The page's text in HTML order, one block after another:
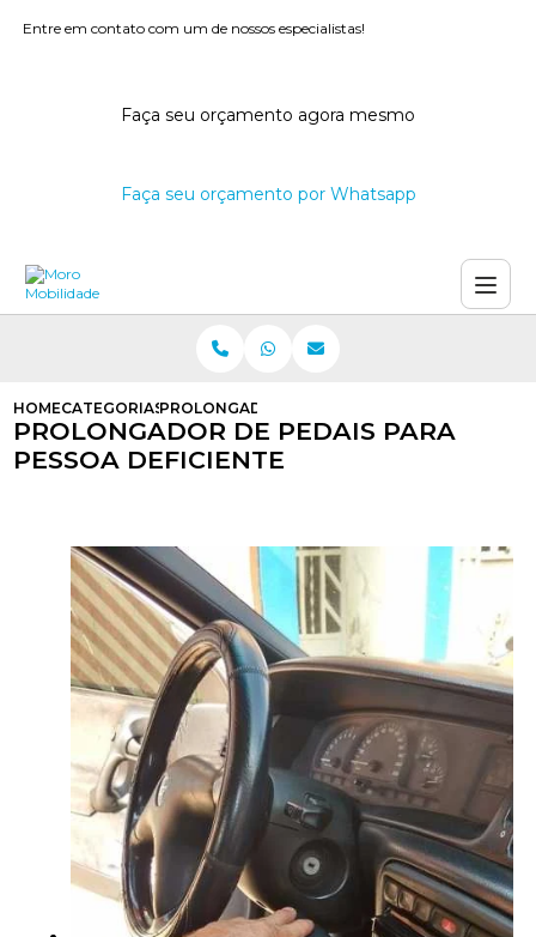
Entre em contato com um de nossos especialistas!
Faça seu orçamento agora mesmo
Faça seu orçamento por Whatsapp
HOMECATEGORIASPROLONGADOR DE PEDAIS PARA PESSOA
PROLONGADOR DE PEDAIS PARA
PESSOA DEFICIENTE